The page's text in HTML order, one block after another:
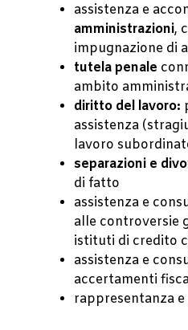
assistenza e
amministrazioni,
impugnazione di
tutela penale
ambito
diritto del lavoro:
assistenza
lavoro
separazioni e
di fatto
assistenza e
alle controversie
istituti di credito
assistenza e
accertamenti
rappresentanza